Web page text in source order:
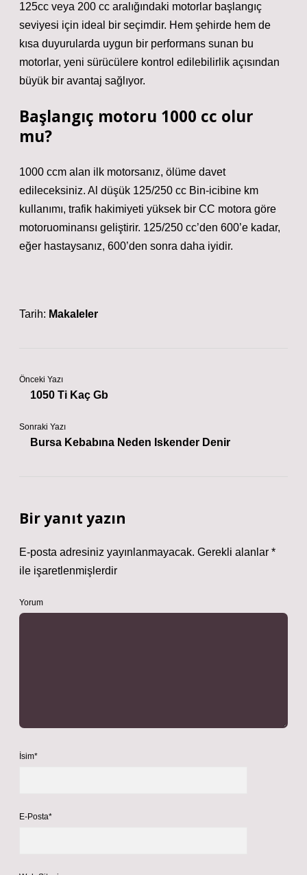
125cc veya 200 cc aralığındaki motorlar başlangıç ​​
seviyesi için ideal bir seçimdir. Hem şehirde hem de
kısa duyurularda uygun bir performans sunan bu
motorlar, yeni sürücülere kontrol edilebilirlik açısından
büyük bir avantaj sağlıyor.
Başlangıç motoru 1000 cc olur
mu?
1000 ccm alan ilk motorsanız, ölüme davet
edileceksiniz. Al düşük 125/250 cc Bin-icibine km
kullanımı, trafik hakimiyeti yüksek bir CC motora göre
motoruominansı geliştirir. 125/250 cc’den 600’e kadar,
eğer hastaysanız, 600’den sonra daha iyidir.
Tarih: Makaleler
Önceki Yazı
1050 Ti Kaç Gb
Sonraki Yazı
Bursa Kebabına Neden Iskender Denir
Bir yanıt yazın
E-posta adresiniz yayınlanmayacak. Gerekli alanlar *
ile işaretlenmişlerdir
Yorum
İsim*
E-Posta*